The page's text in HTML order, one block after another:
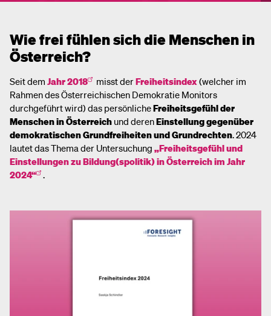
Wie frei fühlen sich die Menschen in
Österreich?
Seit dem Jahr 2018 misst derFreiheitsindex(welcher im
Rahmen des Österreichischen Demokratie Monitors
durchgeführt wird) das persönlicheFreiheitsgefühl der
Menschen in Österreich und derenEinstellung gegenüber
demokratischen Grundfreiheiten und Grundrechten. 2024
lautet das Thema der Untersuchung „Freiheitsgefühl und
Einstellungen zu Bildung(spolitik) in Österreich im Jahr
2024“ .